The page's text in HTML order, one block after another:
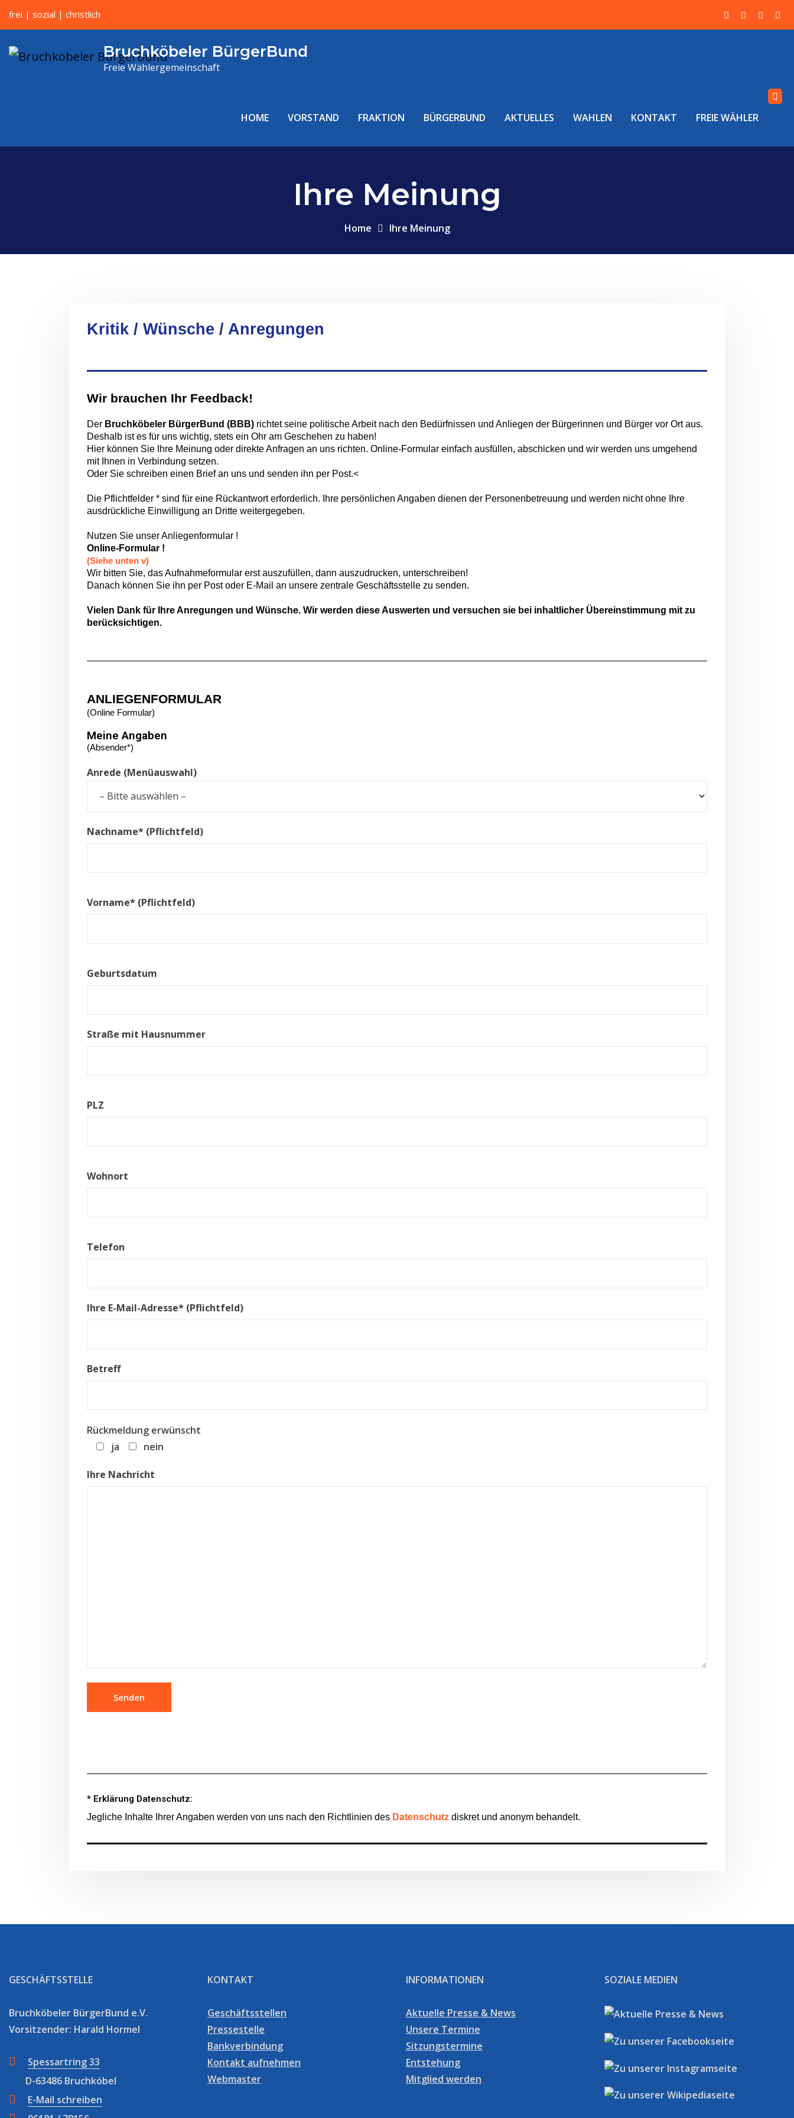
frei | sozial | christlich
Bruchköbeler BürgerBund
Freie Wählergemeinschaft
HOME VORSTAND FRAKTION BÜRGERBUND AKTUELLES WAHLEN KONTAKT FREIE WÄHLER
Ihre Meinung
Home Ihre Meinung
Kritik / Wünsche / Anregungen
Wir brauchen Ihr Feedback!
Der Bruchköbeler BürgerBund (BBB) richtet seine politische Arbeit nach den Bedürfnissen und Anliegen der Bürgerinnen und Bürger vor Ort aus.
Deshalb ist es für uns wichtig, stets ein Ohr am Geschehen zu haben!
Hier können Sie Ihre Meinung oder direkte Anfragen an uns richten. Online-Formular einfach ausfüllen, abschicken und wir werden uns umgehend
mit Ihnen in Verbindung setzen.
Oder Sie schreiben einen Brief an uns und senden ihn per Post.<
Die Pflichtfelder * sind für eine Rückantwort erforderlich. Ihre persönlichen Angaben dienen der Personenbetreuung und werden nicht ohne Ihre
ausdrückliche Einwilligung an Dritte weitergegeben.
Nutzen Sie unser Anliegenformular !
Online-Formular !
(Siehe unten v)
Wir bitten Sie, das Aufnahmeformular erst auszufüllen, dann auszudrucken, unterschreiben!
Danach können Sie ihn per Post oder E-Mail an unsere zentrale Geschäftsstelle zu senden.
Vielen Dank für Ihre Anregungen und Wünsche. Wir werden diese Auswerten und versuchen sie bei inhaltlicher Übereinstimmung mit zu
berücksichtigen.
ANLIEGENFORMULAR
(Online Formular)
Meine Angaben
(Absender*)
Anrede (Menüauswahl)
Nachname* (Pflichtfeld)
Vorname* (Pflichtfeld)
Geburtsdatum
Straße mit Hausnummer
PLZ
Wohnort
Telefon
Ihre E-Mail-Adresse* (Pflichtfeld)
Betreff
Rückmeldung erwünscht
ja
nein
Ihre Nachricht
* Erklärung Datenschutz:
Jegliche Inhalte Ihrer Angaben werden von uns nach den Richtlinien des Datenschutz diskret und anonym behandelt.
GESCHÄFTSSTELLE
Bruchköbeler BürgerBund e.V.
Vorsitzender: Harald Hormel
Spessartring 33
D-63486 Bruchköbel
E-Mail schreiben
KONTAKT
Geschäftsstellen
Pressestelle
Bankverbindung
Kontakt aufnehmen
Webmaster
INFORMATIONEN
Aktuelle Presse & News
Unsere Termine
Sitzungstermine
Entstehung
Mitglied werden
SOZIALE MEDIEN